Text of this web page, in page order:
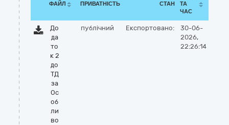
ФАЙЛ ПРИВАТНІСТЬ СТАН
ТА
ЧАС
До
да
то
к 2
до
ТД
за
Ос
об
ли
во
публічний Експортовано:
30-06-
2026,
22:26:14